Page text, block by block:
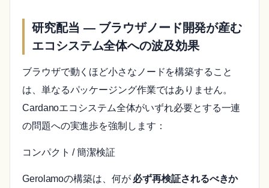
研究配当 ― ブラウザノード開発が産む
エコシステム全体への波及効果
ブラウザで動くほど小さなノードを構築すること
は、単なるパッケージング作業ではありません。
Cardanoエコシステム全体がいずれ必要とする一連
の問題への実進歩を強制します：
コンパクト / 簡潔検証
Gerolamoの構築は、何が 必ず再検証されるべきか